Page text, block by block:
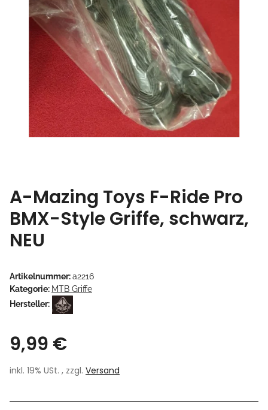
A-Mazing Toys F-Ride Pro
BMX-Style Griffe, schwarz,
NEU
Artikelnummer:a2216
Kategorie: MTB Griffe
Hersteller:
9,99 €
inkl. 19% USt. , zzgl. Versand